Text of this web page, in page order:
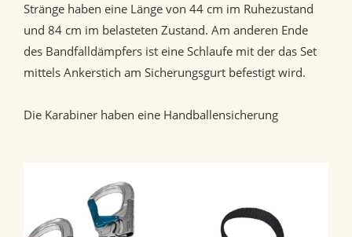
Stränge haben eine Länge von 44 cm im Ruhezustand
und 84 cm im belasteten Zustand. Am anderen Ende
des Bandfalldämpfers ist eine Schlaufe mit der das Set
mittels Ankerstich am Sicherungsgurt befestigt wird.
Die Karabiner haben eine Handballensicherung